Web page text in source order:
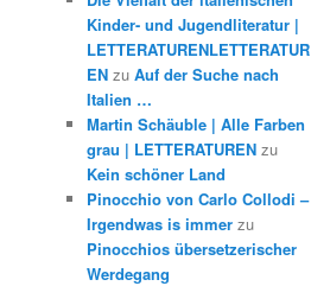
Kinder- und Jugendliteratur |
LETTERATURENLETTERATUR
EN zu Auf der Suche nach
Italien …
Martin Schäuble | Alle Farben
grau | LETTERATUREN zu
Kein schöner Land
Pinocchio von Carlo Collodi –
Irgendwas is immer zu
Pinocchios übersetzerischer
Werdegang